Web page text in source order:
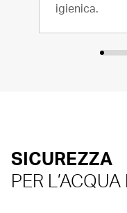
igienica.
SICUREZZA
PER